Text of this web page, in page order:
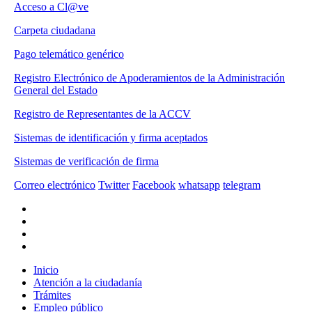
Acceso a Cl@ve
Carpeta ciudadana
Pago telemático genérico
Registro Electrónico de Apoderamientos de la Administración
General del Estado
Registro de Representantes de la ACCV
Sistemas de identificación y firma aceptados
Sistemas de verificación de firma
Correo electrónico Twitter Facebook whatsapp telegram
Inicio
Atención a la ciudadanía
Trámites
Empleo público